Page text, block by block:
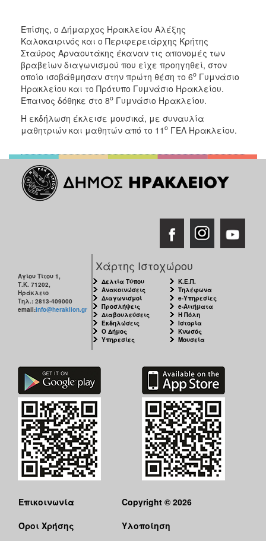
Επίσης, ο Δήμαρχος Ηρακλείου Αλέξης
Καλοκαιρινός και ο Περιφερειάρχης Κρήτης
Σταύρος Αρναουτάκης έκαναν τις απονομές των
βραβείων διαγωνισμού που είχε προηγηθεί, στον
οποίο ισοβάθμησαν στην πρώτη θέση το 6ο Γυμνάσιο
Ηρακλείου και το Πρότυπο Γυμνάσιο Ηρακλείου.
Έπαινος δόθηκε στο 8ο Γυμνάσιο Ηρακλείου.
Η εκδήλωση έκλεισε μουσικά, με συναυλία
μαθητριών και μαθητών από το 11 ο ΓΕΛ Ηρακλείου.
Αγίου Τίτου 1,
Τ.Κ. 71202,
Ηράκλειο
Τηλ.: 2813-409000
email:info@heraklion.gr
Χάρτης Ιστοχώρου
Δελτία Τύπου
Ανακοινώσεις
Διαγωνισμοί
Προσλήψεις
Διαβουλεύσεις
Εκδηλώσεις
Ο Δήμος
Υπηρεσίες
Κ.Ε.Π.
Τηλέφωνα
e-Υπηρεσίες
e-Αιτήματα
Η Πόλη
Ιστορία
Κνωσός
Μουσεία
Επικοινωνία
Όροι Χρήσης
Copyright © 2026
Υλοποίηση